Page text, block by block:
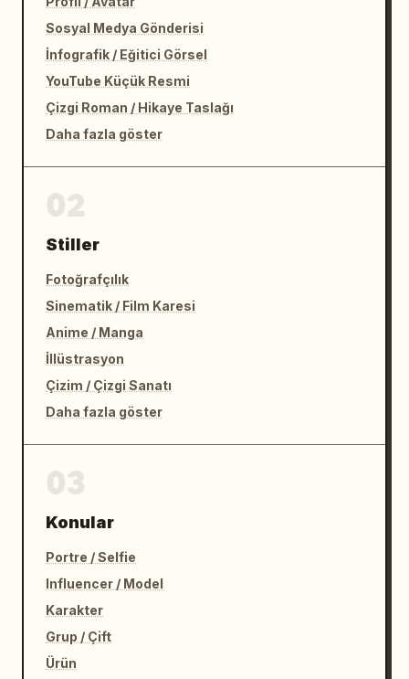
Sosyal Medya Gönderisi
İnfografik / Eğitici Görsel
YouTube Küçük Resmi
Çizgi Roman / Hikaye Taslağı
Daha fazla göster
Stiller
Fotoğrafçılık
Sinematik / Film Karesi
Anime / Manga
İllüstrasyon
Çizim / Çizgi Sanatı
Daha fazla göster
Konular
Portre / Selfie
Influencer / Model
Karakter
Grup / Çift
Ürün